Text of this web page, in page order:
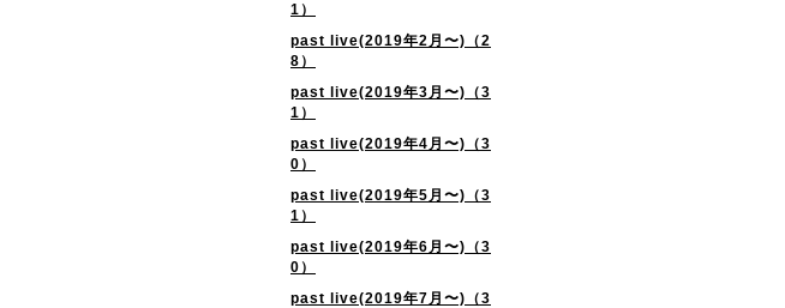
1）
past live(2019年2月〜)（2
8）
past live(2019年3月〜)（3
1）
past live(2019年4月〜)（3
0）
past live(2019年5月〜)（3
1）
past live(2019年6月〜)（3
0）
past live(2019年7月〜)（3